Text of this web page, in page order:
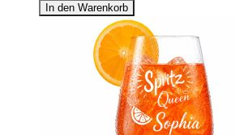
In den Warenkorb